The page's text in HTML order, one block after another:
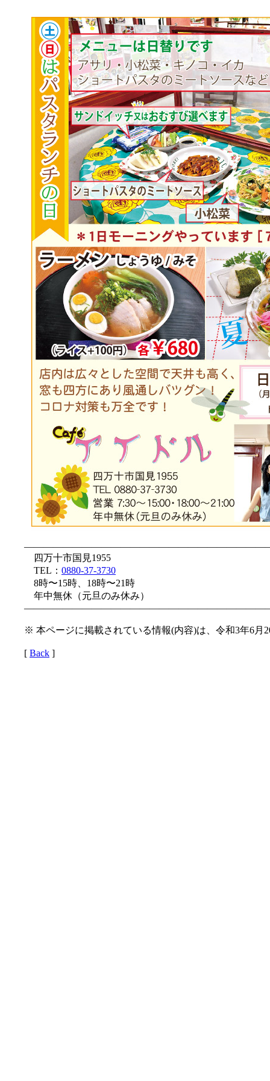
四万十市国見1955
TEL： 0880-37-3730
8時〜15時、18時〜21時
年中無休（元旦のみ休み）
※ 本ページに掲載されている情報(内容)は、令和3年6月
[ Back ]